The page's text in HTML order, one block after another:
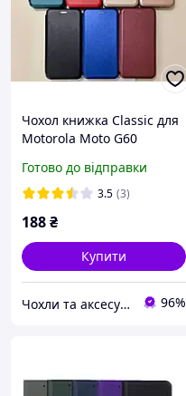
Чохол книжка Classic для
Motorola Moto G60
Готово до відправки
3.5 (3)
188₴
Купити
Чохли та аксесуари | Mob4 96%